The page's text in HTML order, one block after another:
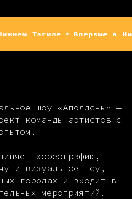
Впервые в Нижнем
шоу «Аполлоны» —
команды артистов с
хореографию,
и визуальное шоу,
городах и входит в
мероприятий.